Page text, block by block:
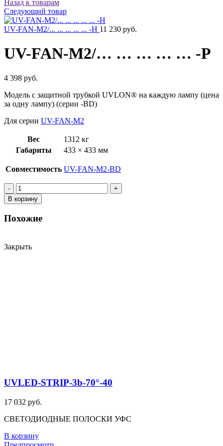
Назад к товарам
Следующий товар
UV-FAN-M2/... ... ... ... ... -H 11 230 руб.
UV-FAN-M2/… … … … … -P
4 398 руб.
Модель с защитной трубкой UVLON® на каждую лампу (цена
за одну лампу) (серии -BD)
Для серии UV-FAN-M2
Вес
1312 кг
Габариты
433 × 433 мм
Совместимость UV-FAN-M2-BD
Количество
товара
UV-
M2/...
...
В корзину
Похожие
Закрыть
UVLED-STRIP-3b-70°-40
17 032 руб.
СВЕТОДИОДНЫЕ ПОЛОСКИ УФС
В корзину